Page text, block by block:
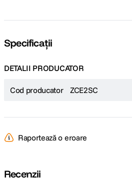
Specificații
DETALII PRODUCATOR
Cod producator ZCE2SC
Raportează o eroare
Recenzii